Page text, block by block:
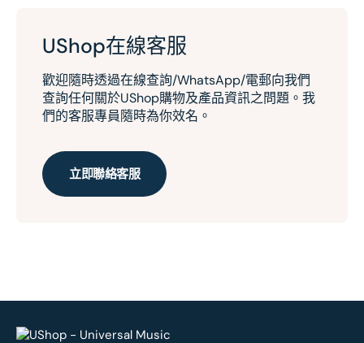
UShop在線客服
歡迎隨時透過在線查詢/WhatsApp/電郵向我們
查詢任何關於UShop購物及產品資訊之問題。我
們的客服專員隨時為你效名。
立即聯絡客服